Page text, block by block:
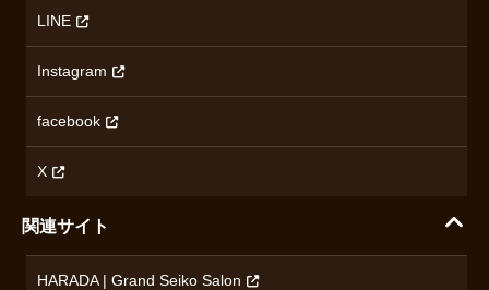
オリエントスター
ロンジン
チューダー
ブランド一覧を見る
プライバシーポリシー
無断転載・商用利用について
コンテンツ制作ポリシーおよび生成AIの利用指針
LINE
Instagram
facebook
X
関連サイト
HARADA | Grand Seiko Salon